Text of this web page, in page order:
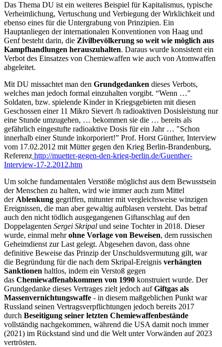
Das Thema DU ist ein weiteres Beispiel für Kapitalismus, typische
Verheimlichung, Vertuschung und Verbiegung der Wirklichkeit und
ebenso eines für die Untergrabung von Prinzipien. Ein
Hauptanliegen der internationalen Konventionen von Haag und
Genf besteht darin, die Zivilbevölkerung so weit wie möglich aus
Kampfhandlungen herauszuhalten. Daraus wurde konsistent ein
Verbot des Einsatzes von Chemiewaffen wie auch von Atomwaffen
abgeleitet.
Mit DU missachtet man den Grundgedanken dieses Verbots,
welches man jedoch formal einzuhalten vorgibt. “Wenn …"
Soldaten, bzw. spielende Kinder in Kriegsgebieten mit diesen
Geschossen einer 11 Mikro Sievert /h radioaktiven Dosisleistung nur
eine Stunde umzugehen, … bekommen sie die … bereits als
gefährlich eingestufte radioaktive Dosis für ein Jahr … "Schon
innerhalb einer Stunde inkorporiert!” Prof. Horst Günther, Interview
vom 17.02.2012 mit Mütter gegen den Krieg Berlin-Brandenburg,
Referenz http://muetter-gegen-den-krieg-berlin.de/Guenther-
Interview-17-2.2012.htm
Um solche fundamentalen Verstöße möglichst aus dem Bewusstsein
der Menschen zu halten, wird wie immer auch zum Mittel
der Ablenkung gegriffen, mitunter mit vergleichsweise winzigen
Ereignissen, die man aber gewaltig aufblasen versteht. Das betraf
auch den nicht tödlich ausgegangenen Giftanschlag auf den
Doppelagenten Sergei Skripal und seine Tochter in 2018. Dieser
wurde, einmal mehrohne Vorlage von Beweisen, dem russischen
Geheimdienst zur Last gelegt. Abgesehen davon, dass ohne
definitive Beweise das Prinzip der Unschuldsvermutung gilt, war
die Begründung für die nach dem Skripal-Ereignis verhängten
Sanktionen haltlos, indem ein Verstoß gegen
das Chemiewaffenabkommen von 1990 konstruiert wurde. Der
Grundgedanke dieses Vertrages zielt jedoch aufGiftgas als
Massenvernichtungswaffe - in diesem maßgeblichen Punkt war
Russland seinen Vertragsverpflichtungen jedoch bereits 2017
durch Beseitigung seiner letzten Chemiewaffenbestände
vollständig nachgekommen, während die USA damit noch immer
(2021) im Rückstand sind und die Welt unter Vorwänden auf 2023
vertrösten.